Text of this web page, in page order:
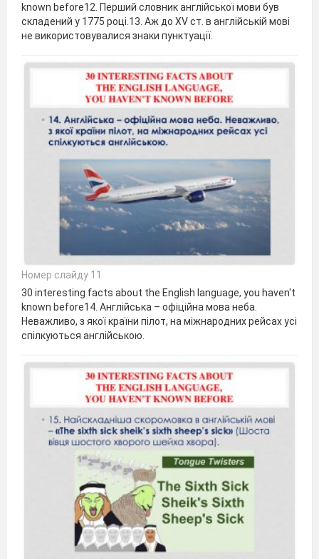
known before12. Перший словник англійської мови був
складений у 1775 році.13. Аж до XV ст. в англійській мові
не використовувалися знаки пунктуації.
Номер слайду 11
30 interesting facts about the English language, you haven't
known before14. Англійська – офіційна мова неба.
Неважливо, з якої країни пілот, на міжнародних рейсах усі
спілкуються англійською.